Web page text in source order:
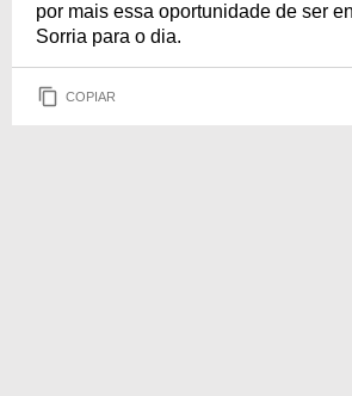
por mais essa oportunidade de ser
Sorria para o dia.
COPIAR